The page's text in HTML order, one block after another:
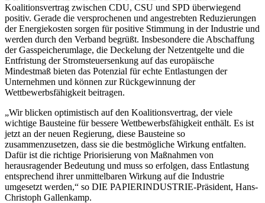
Koalitionsvertrag zwischen CDU, CSU und SPD überwiegend
positiv. Gerade die versprochenen und angestrebten Reduzierungen
der Energiekosten sorgen für positive Stimmung in der Industrie und
werden durch den Verband begrüßt. Insbesondere die Abschaffung
der Gasspeicherumlage, die Deckelung der Netzentgelte und die
Entfristung der Stromsteuersenkung auf das europäische
Mindestmaß bieten das Potenzial für echte Entlastungen der
Unternehmen und können zur Rückgewinnung der
Wettbewerbsfähigkeit beitragen.
„Wir blicken optimistisch auf den Koalitionsvertrag, der viele
wichtige Bausteine für bessere Wettbewerbsfähigkeit enthält. Es ist
jetzt an der neuen Regierung, diese Bausteine so
zusammenzusetzen, dass sie die bestmögliche Wirkung entfalten.
Dafür ist die richtige Priorisierung von Maßnahmen von
herausragender Bedeutung und muss so erfolgen, dass Entlastung
entsprechend ihrer unmittelbaren Wirkung auf die Industrie
umgesetzt werden,“ so DIE PAPIERINDUSTRIE-Präsident, Hans-
Christoph Gallenkamp.